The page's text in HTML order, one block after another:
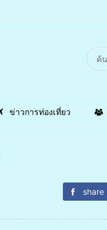
ข่าวการท่องเที่ยว
share